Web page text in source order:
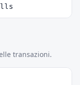
transazioni.